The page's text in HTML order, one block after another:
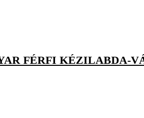
FÉRFI KÉZILABDA-